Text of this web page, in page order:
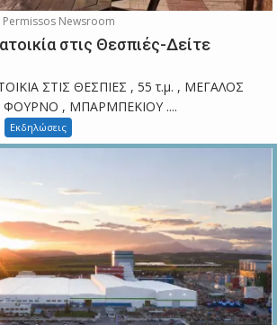
Permissos Newsroom
στις Θεσπιές-Δείτε
ΣΤΙΣ ΘΕΣΠΙΕΣ , 55 τ.μ. , ΜΕΓΑΛΟΣ
, ΜΠΑΡΜΠΕΚΙΟΥ ....
Εκδηλώσεις